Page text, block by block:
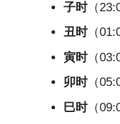
子时（
丑时（
寅时（
卯时（
巳时（